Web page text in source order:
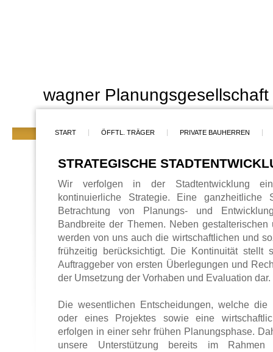
wagner Planungsgesellschaft
START ÖFFTL. TRÄGER PRIVATE BAUHERREN
STRATEGISCHE
Wir verfolgen in der Stadtentwicklung
kontinuierliche Strategie. Eine ganzheitliche
Betrachtung von Planungs- und
Bandbreite der Themen. Neben
werden von uns auch die wirtschaftlichen und
frühzeitig berücksichtigt. Die Kontinuität stellt
Auftraggeber von ersten Überlegungen und
der Umsetzung der Vorhaben und Evaluation dar.
Die wesentlichen Entscheidungen, welche die
oder eines Projektes sowie eine
erfolgen in einer sehr frühen Planungsphase.
unsere Unterstützung bereits im Rahmen